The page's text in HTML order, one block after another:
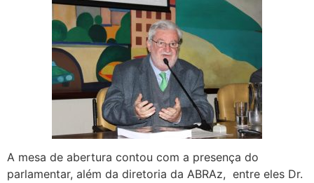
A mesa de abertura contou com a presença do
parlamentar, além da diretoria da ABRAz, entre eles Dr.